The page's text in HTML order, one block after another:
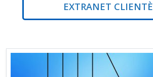
EXTRANET